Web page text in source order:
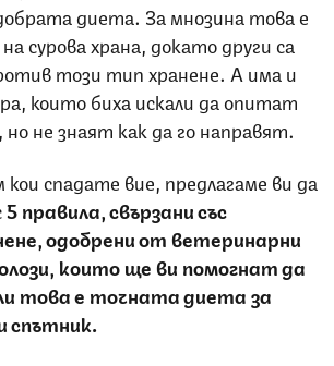
диета. За мнозина това е
сурова храна, докато други са
този тип хранене. А има и
които биха искали да опитат
но не знаят как да го направят.
спадате вие, предлагаме ви да
5 правила, свързани със
одобрени от ветеринарни
които ще ви помогнат да
това е точната диета за
спътник.